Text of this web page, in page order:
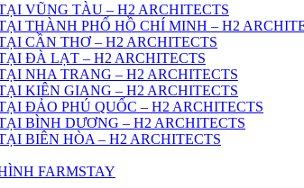
VŨNG TÀU – H2 ARCHITECTS
THÀNH PHỐ HỒ CHÍ MINH – H2
CẦN THƠ – H2 ARCHITECTS
ĐÀ LẠT – H2 ARCHITECTS
NHA TRANG – H2 ARCHITECTS
KIÊN GIANG – H2 ARCHITECTS
ĐẢO PHÚ QUỐC – H2 ARCHITECTS
BÌNH DƯƠNG – H2 ARCHITECTS
BIÊN HÒA – H2 ARCHITECTS
FARMSTAY